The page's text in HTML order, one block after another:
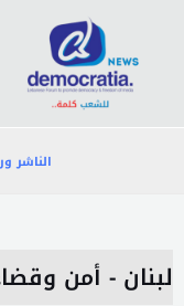
المحتوى
الناشر
لبنان - أمن